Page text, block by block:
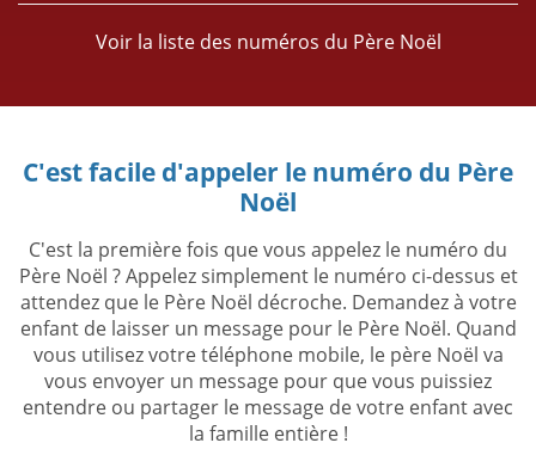
Voir la liste des numéros du Père Noël
C'est facile d'appeler le numéro du Père
Noël
C'est la première fois que vous appelez le numéro du
Père Noël ? Appelez simplement le numéro ci-dessus et
attendez que le Père Noël décroche. Demandez à votre
enfant de laisser un message pour le Père Noël. Quand
vous utilisez votre téléphone mobile, le père Noël va
vous envoyer un message pour que vous puissiez
entendre ou partager le message de votre enfant avec
la famille entière !